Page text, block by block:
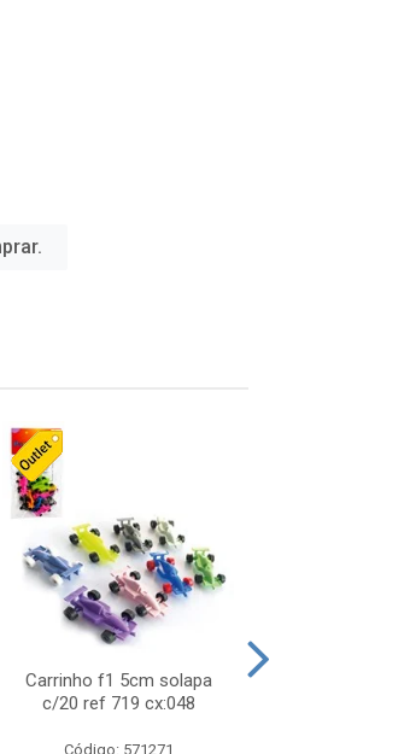
Carrinho f1 5cm solapa
c/20 ref 719 cx:048
Código: 571271